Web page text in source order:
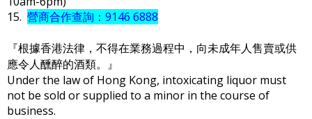
15. 營商合作查詢：9146 6888
『根據香港法律，不得在業務過程中，向未成年人售賣或供
應令人醺醉的酒類。』
Under the law of Hong Kong, intoxicating liquor must
not be sold or supplied to a minor in the course of
business.